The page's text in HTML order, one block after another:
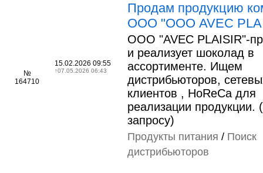
№
164710
15.02.2026 09:55
↑07.05.2026 06:43
Продам продукцию
ООО "ООО AVEC
ООО "AVEC PLAISIR"-
и реализует шоколад в
ассортименте. Ищем
дистрибьюторов,
клиентов , HoReCa для
реализации продукции.
запросу)
Продукты питания / Поиск
дистрибьюторов